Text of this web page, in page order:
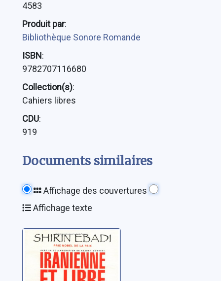
4583
Produit par:
Bibliothèque Sonore Romande
ISBN:
9782707116680
Collection(s):
Cahiers libres
CDU:
919
Documents similaires
Affichage des couvertures
Affichage texte
Iranienne et
libre: mon
combat pour la